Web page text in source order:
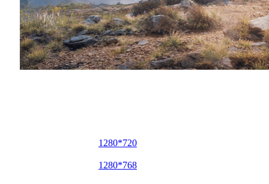
1280*720
1280*768